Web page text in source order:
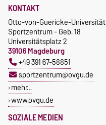
SOZIALE MEDIEN
KONTAKT
Otto-von-Guericke-Universität
Sportzentrum - Geb. 18
Universitätsplatz 2
39106 Magdeburg
+49 391 67-58851
sportzentrum@ovgu.de
mehr…
www.ovgu.de